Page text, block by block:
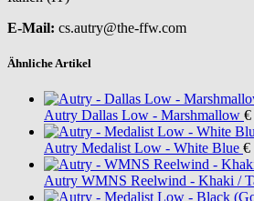
E-Mail: cs.autry@the-ffw.com
Ähnliche Artikel
Autry Dallas Low - Marshmallow €
Autry Medalist Low - White Blue €
Autry WMNS Reelwind - Khaki /